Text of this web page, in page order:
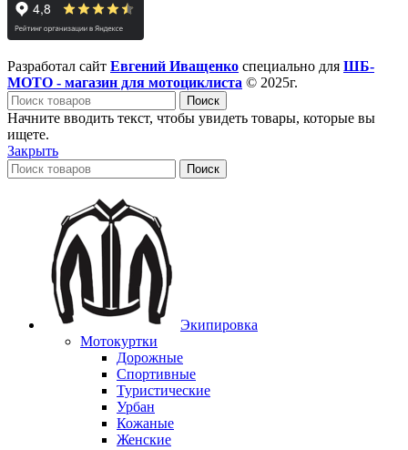
Разработал сайт Евгений Иващенко специально для ШБ-
МОТО - магазин для мотоциклиста © 2025г.
Поиск
Начните вводить текст, чтобы увидеть товары, которые вы
ищете.
Закрыть
Поиск
Экипировка
Мотокуртки
Дорожные
Спортивные
Туристические
Урбан
Кожаные
Женские